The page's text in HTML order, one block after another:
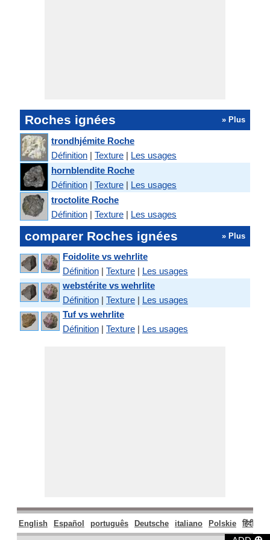
Roches ignées » Plus
trondhjémite Roche
Définition | Texture | Les usages
hornblendite Roche
Définition | Texture | Les usages
troctolite Roche
Définition | Texture | Les usages
comparer Roches ignées » Plus
Foidolite vs wehrlite
Définition | Texture | Les usages
webstérite vs wehrlite
Définition | Texture | Les usages
Tuf vs wehrlite
Définition | Texture | Les usages
English Español português Deutsche italiano Polskie हिंदी